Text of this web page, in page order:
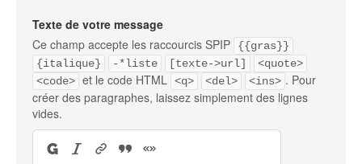
Texte de votre message
Ce champ accepte les raccourcis SPIP
{{gras}}
{italique}
-*liste [texte->url]
<quote>
<code> et le code HTML <q> <del> <ins> . Pour
créer des paragraphes, laissez simplement des lignes
vides.